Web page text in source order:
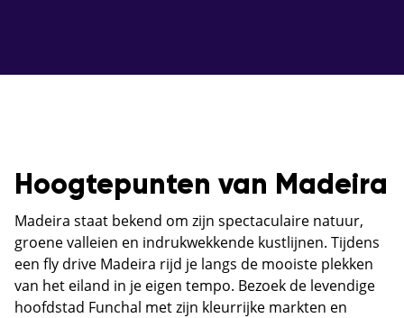
Hoogtepunten van Madeira
Madeira staat bekend om zijn spectaculaire natuur,
groene valleien en indrukwekkende kustlijnen. Tijdens
een fly drive Madeira rijd je langs de mooiste plekken
van het eiland in je eigen tempo. Bezoek de levendige
hoofdstad Funchal met zijn kleurrijke markten en